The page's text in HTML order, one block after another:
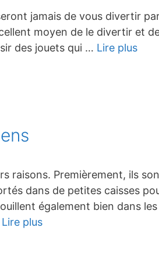
jamais de vous divertir
moyen de le divertir et
des jouets qui … Lire plus
raisons. Premièrement, ils
dans de petites caisses
également bien dans
Lire plus